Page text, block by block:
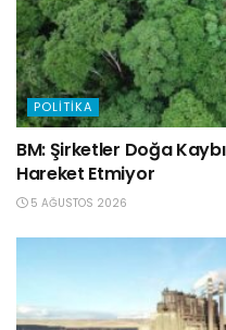
POLITIKA
BM: Şirketler Doğa
Hareket Etmiyor
5 AĞUSTOS 2026